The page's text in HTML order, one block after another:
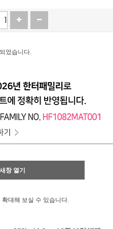
었습니다.
창 열기
대해 보실 수 있습니다.